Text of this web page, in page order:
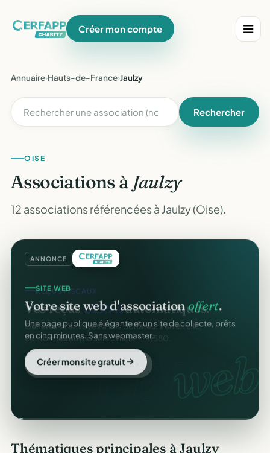
Créer mon compte
Annuaire›Hauts-de-France›Jaulzy
Rechercher
OISE
Associations à Jaulzy
12 associations référencées à Jaulzy (Oise).
ANNONCE
CERFA.
REÇUS FISCAUX
Vos reçusCERFAautomatiques.
Générés et envoyés à vos donateurs en un clic,
conformes au modèle officiel n°11580.
Automatiser mes reçus
SITE WEB
Votre site web d'associationoffert.
Une page publique élégante et un site de collecte, prêts
en cinq minutes. Sans webmaster.
Créer mon site gratuit
Thématiques principales à Jaulzy